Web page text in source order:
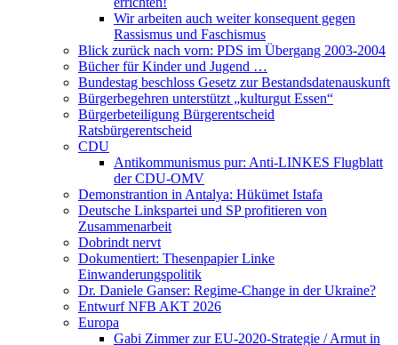
Wir arbeiten auch weiter konsequent gegen
Rassismus und Faschismus
Blick zurück nach vorn: PDS im Übergang 2003-2004
Bücher für Kinder und Jugend …
Bundestag beschloss Gesetz zur Bestandsdatenauskunft
Bürgerbegehren unterstützt „kulturgut Essen“
Bürgerbeteiligung Bürgerentscheid
Ratsbürgerentscheid
CDU
Antikommunismus pur: Anti-LINKES Flugblatt
der CDU-OMV
Demonstrantion in Antalya: Hükümet Istafa
Deutsche Linkspartei und SP profitieren von
Zusammenarbeit
Dobrindt nervt
Dokumentiert: Thesenpapier Linke
Einwanderungspolitik
Dr. Daniele Ganser: Regime-Change in der Ukraine?
Entwurf NFB AKT 2026
Europa
Gabi Zimmer zur EU-2020-Strategie / Armut in